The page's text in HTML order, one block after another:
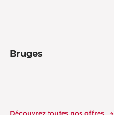
Bruges
Découvrez toutes nos offres